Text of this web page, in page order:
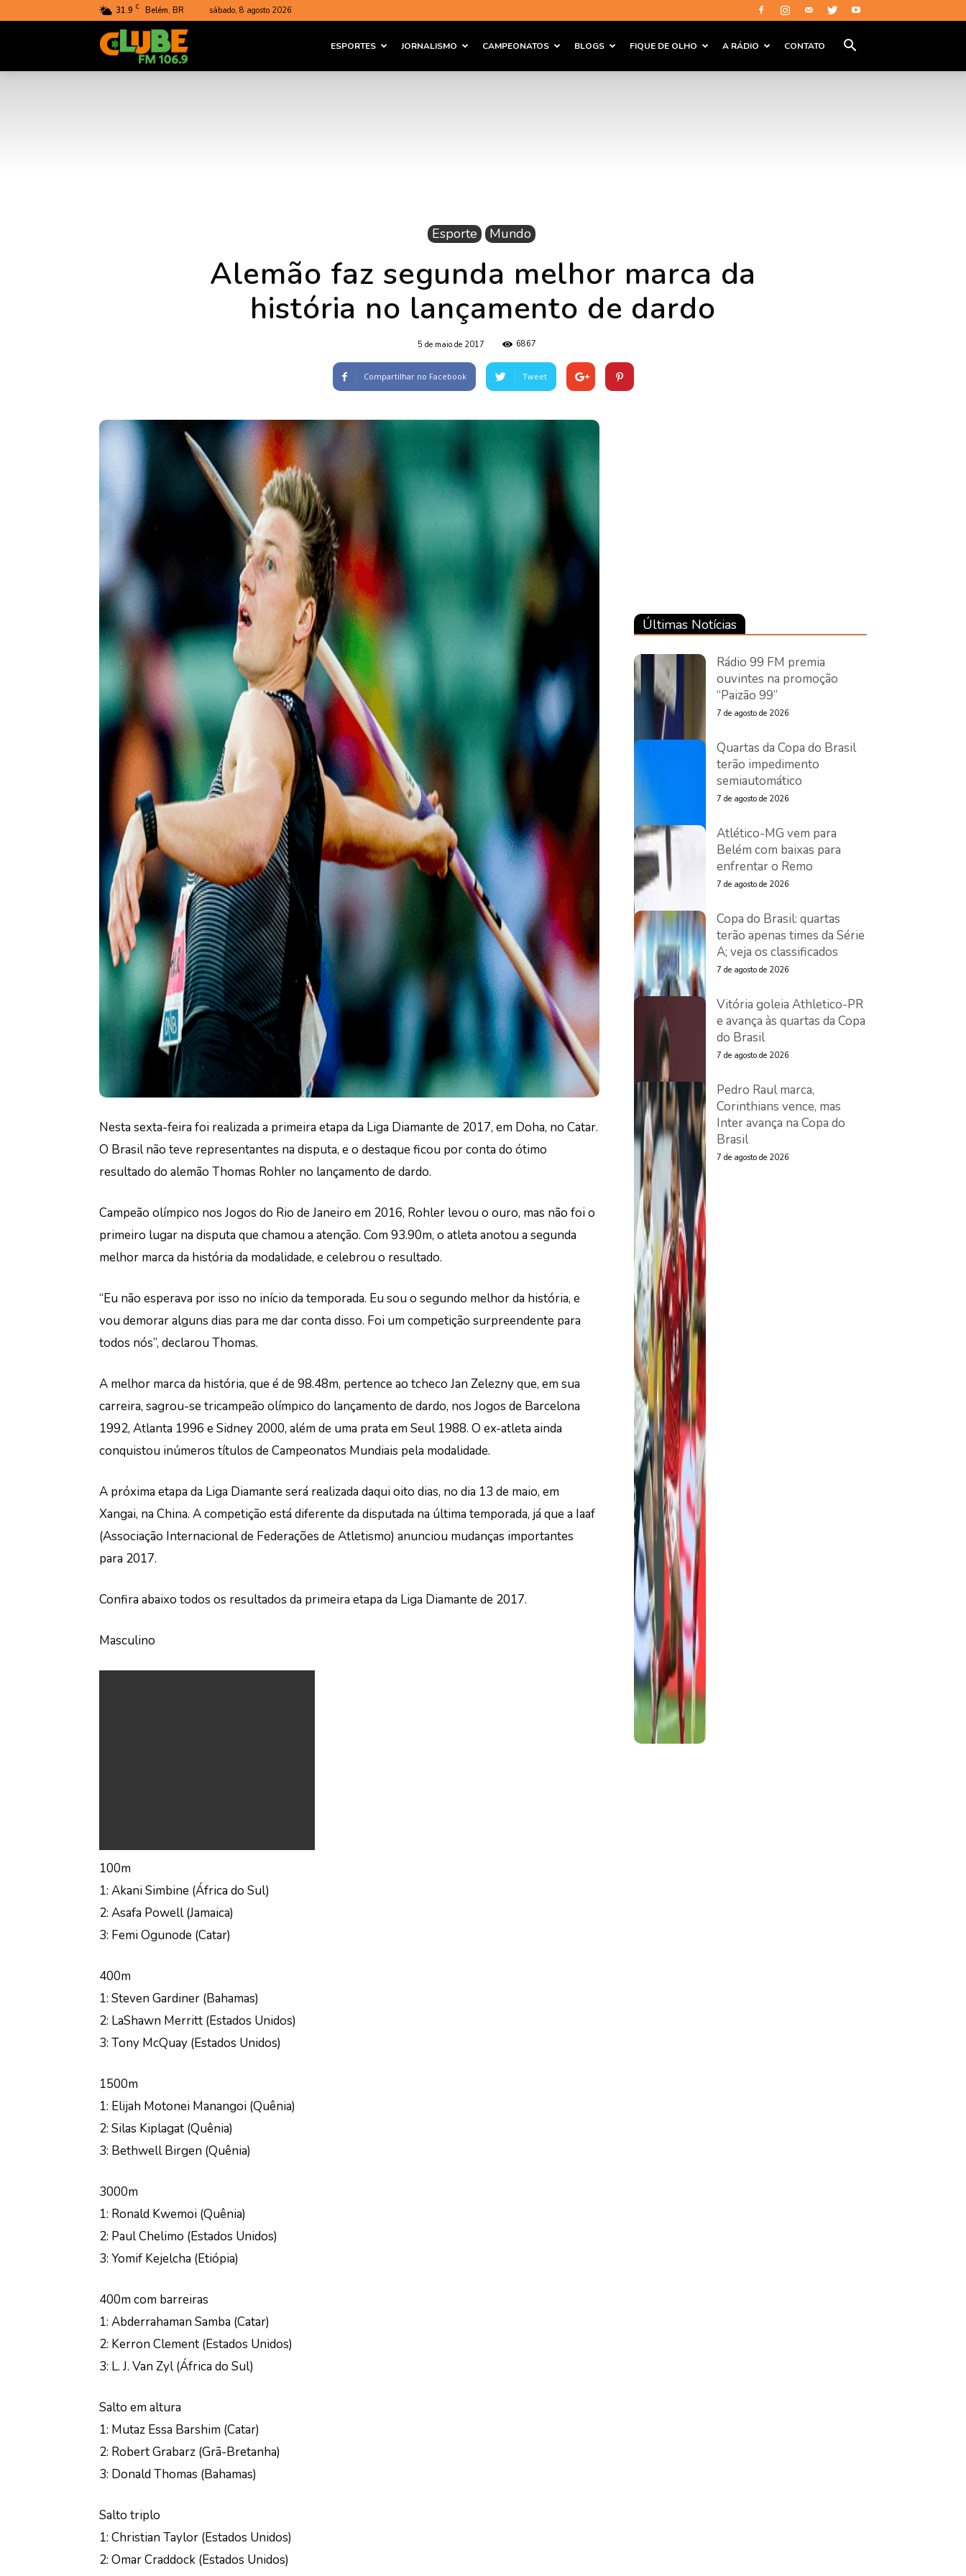
31.9 C Belém, BR sábado, 8 agosto 2026
ESPORTES JORNALISMO CAMPEONATOS BLOGS FIQUE DE OLHO A RÁDIO CONTATO
Esporte Mundo
Alemão faz segunda melhor marca da
história no lançamento de dardo
5 de maio de 2017 6867
Compartilhar no Facebook Tweet
Nesta sexta-feira foi realizada a primeira etapa da Liga Diamante de 2017, em Doha, no Catar.
O Brasil não teve representantes na disputa, e o destaque ficou por conta do ótimo
resultado do alemão Thomas Rohler no lançamento de dardo.
Campeão olímpico nos Jogos do Rio de Janeiro em 2016, Rohler levou o ouro, mas não foi o
primeiro lugar na disputa que chamou a atenção. Com 93.90m, o atleta anotou a segunda
melhor marca da história da modalidade, e celebrou o resultado.
“Eu não esperava por isso no início da temporada. Eu sou o segundo melhor da história, e
vou demorar alguns dias para me dar conta disso. Foi um competição surpreendente para
todos nós”, declarou Thomas.
A melhor marca da história, que é de 98.48m, pertence ao tcheco Jan Zelezny que, em sua
carreira, sagrou-se tricampeão olímpico do lançamento de dardo, nos Jogos de Barcelona
1992, Atlanta 1996 e Sidney 2000, além de uma prata em Seul 1988. O ex-atleta ainda
conquistou inúmeros títulos de Campeonatos Mundiais pela modalidade.
A próxima etapa da Liga Diamante será realizada daqui oito dias, no dia 13 de maio, em
Xangai, na China. A competição está diferente da disputada na última temporada, já que a Iaaf
(Associação Internacional de Federações de Atletismo) anunciou mudanças importantes
para 2017.
Confira abaixo todos os resultados da primeira etapa da Liga Diamante de 2017.
Masculino
100m
1: Akani Simbine (África do Sul)
2: Asafa Powell (Jamaica)
3: Femi Ogunode (Catar)
400m
1: Steven Gardiner (Bahamas)
2: LaShawn Merritt (Estados Unidos)
3: Tony McQuay (Estados Unidos)
1500m
1: Elijah Motonei Manangoi (Quênia)
2: Silas Kiplagat (Quênia)
3: Bethwell Birgen (Quênia)
3000m
1: Ronald Kwemoi (Quênia)
2: Paul Chelimo (Estados Unidos)
3: Yomif Kejelcha (Etiópia)
400m com barreiras
1: Abderrahaman Samba (Catar)
2: Kerron Clement (Estados Unidos)
3: L. J. Van Zyl (África do Sul)
Salto em altura
1: Mutaz Essa Barshim (Catar)
2: Robert Grabarz (Grã-Bretanha)
3: Donald Thomas (Bahamas)
Salto triplo
1: Christian Taylor (Estados Unidos)
2: Omar Craddock (Estados Unidos)
Últimas Notícias
Rádio 99 FM premia
ouvintes na promoção
“Paizão 99”
7 de agosto de 2026
Quartas da Copa do Brasil
terão impedimento
semiautomático
7 de agosto de 2026
Atlético-MG vem para
Belém com baixas para
enfrentar o Remo
7 de agosto de 2026
Copa do Brasil: quartas
terão apenas times da Série
A; veja os classificados
7 de agosto de 2026
Vitória goleia Athletico-PR
e avança às quartas da Copa
do Brasil
7 de agosto de 2026
Pedro Raul marca,
Corinthians vence, mas
Inter avança na Copa do
Brasil
7 de agosto de 2026